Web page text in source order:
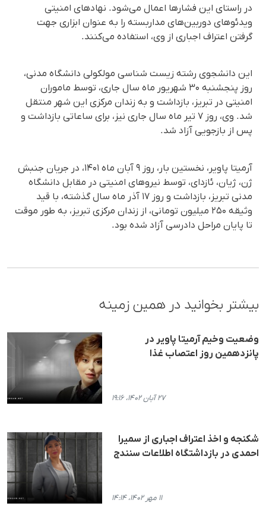
در راستای این فشارها اعمال می‌شود. نهادهای امنیتی
ویدئوهای دوربین‌های مداربسته را به عنوان ابزاری جهت
گرفتن اعتراف اجباری از وی، استفاده می‌کنند.
این دانشجوی رشته زیست شناسی مولکولی دانشگاه مدنی،
روز پنجشنبه ۳۰ شهریور ماه سال جاری، توسط ماموران
امنیتی در تبریز، بازداشت و به زندان مرکزی این شهر منتقل
شد. وی، روز ٧ تیر ماه سال جاری نیز، برای ساعاتی بازداشت و
پس از بازجویی آزاد شد.
آرمیتا پاویر، نخستین بار، روز ۹ آبان ماه ۱۴۰۱، در جریان جنبش
ژن، ژیان، ئازدای، توسط نیروهای امنیتی در مقابل دانشگاه
مدنی تبریز، بازداشت و روز ۱۷ آذر ماه سال گذشته، با قید
وثیقه ۲۵۰ میلیون تومانی، از زندان مرکزی تبریز، به طور موقت
تا پایان مراحل دادرسی آزاد شده بود.
بیشتر بخوانید در همین زمینه
وضعیت وخیم آرمیتا پاویر در
پانزدهمین روز اعتصاب غذا
۲۷ آبان ۱۴۰۲، ۱۹:۱۶
شکنجه و اخذ اعتراف اجباری از سمیرا
احمدی در بازداشتگاه اطلاعات سنندج
۱۱ مهر ۱۴۰۲، ۱۴:۱۴